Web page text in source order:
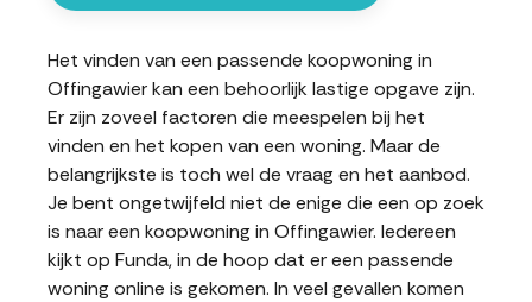
Het vinden van een passende koopwoning in
Offingawier kan een behoorlijk lastige opgave zijn.
Er zijn zoveel factoren die meespelen bij het
vinden en het kopen van een woning. Maar de
belangrijkste is toch wel de vraag en het aanbod.
Je bent ongetwijfeld niet de enige die een op zoek
is naar een koopwoning in Offingawier. Iedereen
kijkt op Funda, in de hoop dat er een passende
woning online is gekomen. In veel gevallen komen